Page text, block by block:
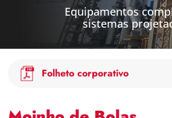
Equipamentos
sistemas
Folheto corporativo